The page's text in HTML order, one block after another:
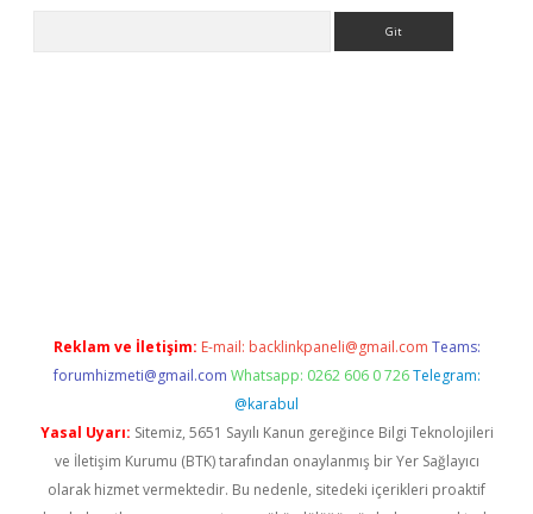
Reklam ve İletişim: E-mail: backlinkpaneli@gmail.com Teams:
forumhizmeti@gmail.com Whatsapp: 0262 606 0 726 Telegram:
@karabul
Yasal Uyarı: Sitemiz, 5651 Sayılı Kanun gereğince Bilgi Teknolojileri
ve İletişim Kurumu (BTK) tarafından onaylanmış bir Yer Sağlayıcı
olarak hizmet vermektedir. Bu nedenle, sitedeki içerikleri proaktif